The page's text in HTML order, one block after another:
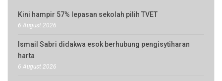
Kini hampir 57% lepasan sekolah pilih TVET
6 August 2026
Ismail Sabri didakwa esok berhubung pengisytiharan
harta
6 August 2026